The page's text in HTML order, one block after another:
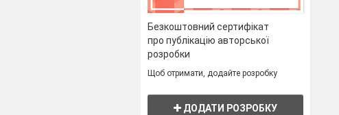
Безкоштовний сертифікат
про публікацію авторської
розробки
Щоб отримати, додайте розробку
ДОДАТИ РОЗРОБКУ